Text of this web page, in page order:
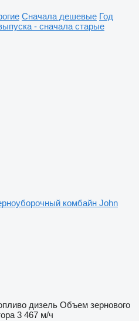
Сначала дешевые Год
- сначала старые
комбайн John
дизель Объем зернового
3 467 м/ч